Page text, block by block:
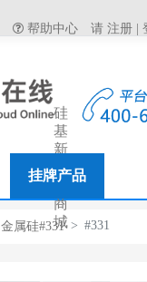
帮助中心 请 注册
硅
基
新
材
料
商
城
挂牌产品
金属硅#331 #331